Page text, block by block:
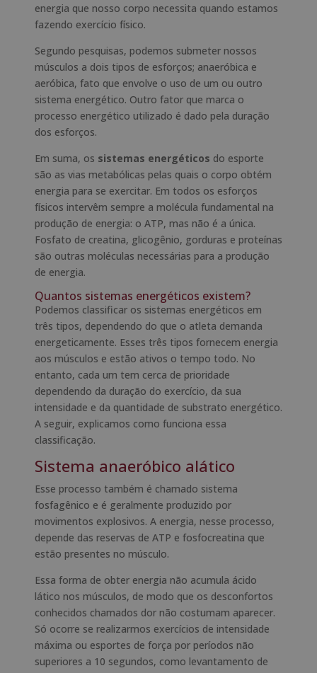
energia que nosso corpo necessita quando estamos
fazendo exercício físico.
Segundo pesquisas, podemos submeter nossos
músculos a dois tipos de esforços; anaeróbica e
aeróbica, fato que envolve o uso de um ou outro
sistema energético. Outro fator que marca o
processo energético utilizado é dado pela duração
dos esforços.
Em suma, os sistemas energéticos do esporte
são as vias metabólicas pelas quais o corpo obtém
energia para se exercitar. Em todos os esforços
físicos intervêm sempre a molécula fundamental na
produção de energia: o ATP, mas não é a única.
Fosfato de creatina, glicogênio, gorduras e proteínas
são outras moléculas necessárias para a produção
de energia.
Quantos sistemas energéticos existem?
Podemos classificar os sistemas energéticos em
três tipos, dependendo do que o atleta demanda
energeticamente. Esses três tipos fornecem energia
aos músculos e estão ativos o tempo todo. No
entanto, cada um tem cerca de prioridade
dependendo da duração do exercício, da sua
intensidade e da quantidade de substrato energético.
A seguir, explicamos como funciona essa
classificação.
Sistema anaeróbico alático
Esse processo também é chamado sistema
fosfagênico e é geralmente produzido por
movimentos explosivos. A energia, nesse processo,
depende das reservas de ATP e fosfocreatina que
estão presentes no músculo.
Essa forma de obter energia não acumula ácido
lático nos músculos, de modo que os desconfortos
conhecidos chamados dor não costumam aparecer.
Só ocorre se realizarmos exercícios de intensidade
máxima ou esportes de força por períodos não
superiores a 10 segundos, como levantamento de